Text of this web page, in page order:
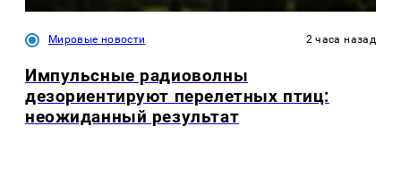
Мировые новости 2 часа назад
Импульсные радиоволны
дезориентируют перелетных птиц:
неожиданный результат